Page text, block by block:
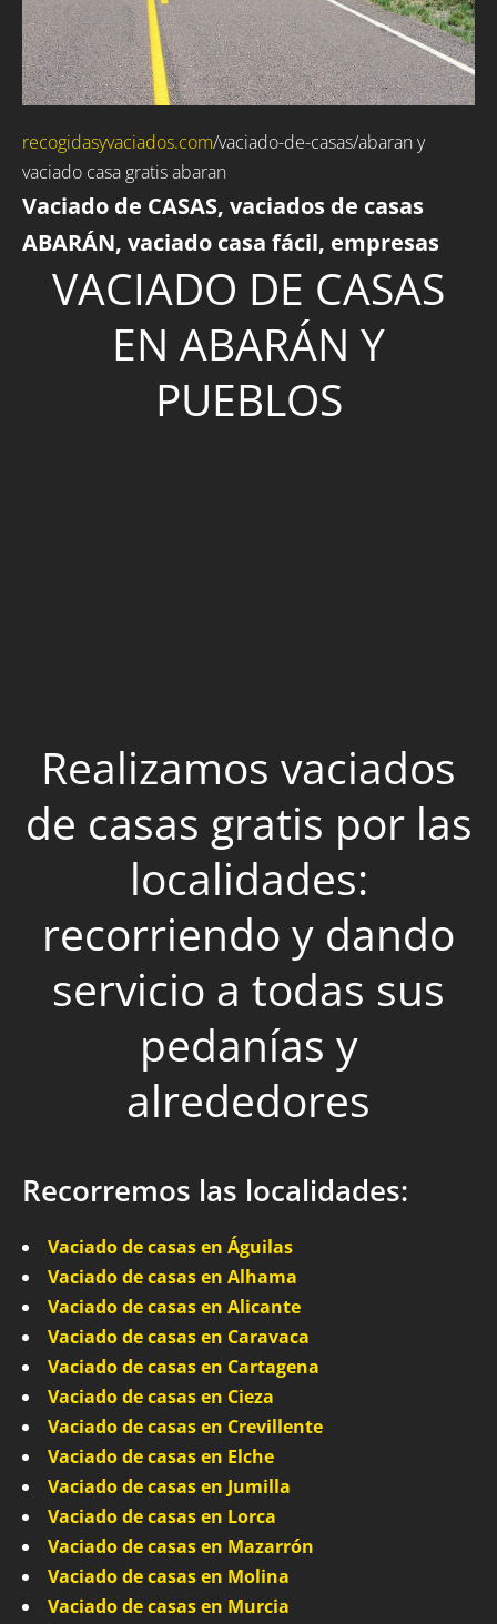
recogidasyvaciados.com/vaciado-de-casas/abaran y
vaciado casa gratis abaran
Vaciado de CASAS, vaciados de casas
ABARÁN, vaciado casa fácil, empresas
VACIADO DE CASAS
EN ABARÁN Y
PUEBLOS
Realizamos vaciados
de casas gratis por las
localidades:
recorriendo y dando
servicio a todas sus
pedanías y
alrededores
Recorremos las localidades:
Vaciado de casas en Águilas
Vaciado de casas en Alhama
Vaciado de casas en Alicante
Vaciado de casas en Caravaca
Vaciado de casas en Cartagena
Vaciado de casas en Cieza
Vaciado de casas en Crevillente
Vaciado de casas en Elche
Vaciado de casas en Jumilla
Vaciado de casas en Lorca
Vaciado de casas en Mazarrón
Vaciado de casas en Molina
Vaciado de casas en Murcia